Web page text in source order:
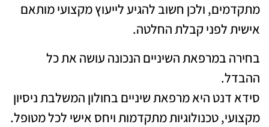
מתקדמים, ולכן חשוב להגיע לייעוץ מקצועי מותאם
אישית לפני קבלת החלטה.
בחירה במרפאת השיניים הנכונה עושה את כל
ההבדל.
סידא דנט היא מרפאת שיניים בחולון המשלבת ניסיון
מקצועי, טכנולוגיות מתקדמות ויחס אישי לכל מטופל.